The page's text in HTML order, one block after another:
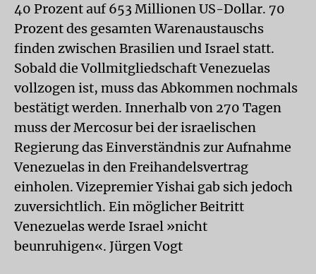
40 Prozent auf 653 Millionen US-Dollar. 70
Prozent des gesamten Warenaustauschs
finden zwischen Brasilien und Israel statt.
Sobald die Vollmitgliedschaft Venezuelas
vollzogen ist, muss das Abkommen nochmals
bestätigt werden. Innerhalb von 270 Tagen
muss der Mercosur bei der israelischen
Regierung das Einverständnis zur Aufnahme
Venezuelas in den Freihandelsvertrag
einholen. Vizepremier Yishai gab sich jedoch
zuversichtlich. Ein möglicher Beitritt
Venezuelas werde Israel »nicht
beunruhigen«. Jürgen Vogt